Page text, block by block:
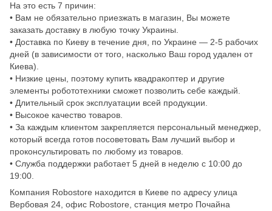
На это есть 7 причин:
• Вам не обязательно приезжать в магазин, Вы можете
заказать доставку в любую точку Украины.
• Доставка по Киеву в течение дня, по Украине — 2-5 рабочих
дней (в зависимости от того, насколько Ваш город удален от
Киева).
• Низкие цены, поэтому купить квадракоптер и другие
элементы робототехники сможет позволить себе каждый.
• Длительный срок эксплуатации всей продукции.
• Высокое качество товаров.
• За каждым клиентом закрепляется персональный менеджер,
который всегда готов посоветовать Вам лучший выбор и
проконсультировать по любому из товаров.
• Служба поддержки работает 5 дней в неделю с 10:00 до
19:00.
Компания Robostore находится в Киеве по адресу улица
Вербовая 24, офис Robostore, станция метро Почайна